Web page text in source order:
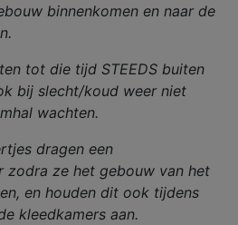
binnenkomen en naar de
tot die tijd STEEDS buiten
bij slecht/koud weer niet
wachten.
dragen een
zodra ze het gebouw van het
en houden dit ook tijdens
kleedkamers aan.